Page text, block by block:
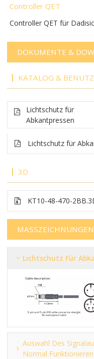
Controller QET
Controller QET für
DOKUMENTE &
KATALOG &
Lichtschutz für
Abkantpressen
Lichtschutz für
3D
KT10-48-470-2BB
MASSZEICHNUNGEN
Lichtschutz Für
Auswahl Des
Normal